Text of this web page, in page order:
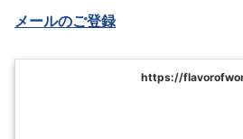
メールのご登録
https://